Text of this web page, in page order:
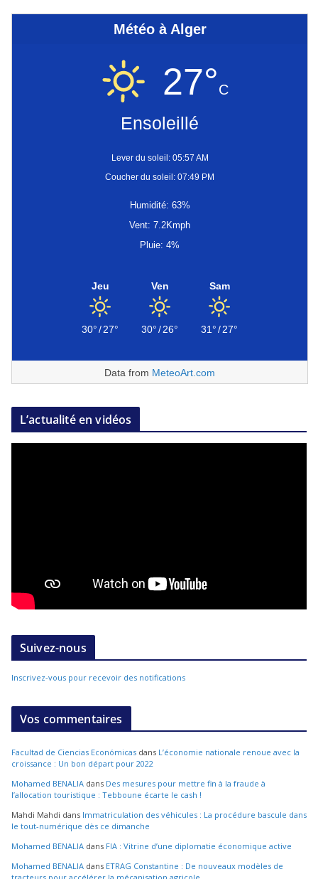
Météo à Alger
27°C
Ensoleillé
Lever du soleil: 05:57 AM
Coucher du soleil: 07:49 PM
Humidité: 63%
Vent: 7.2Kmph
Pluie: 4%
Jeu
30°/27°
Ven
30°/26°
Sam
31°/27°
Data from MeteoArt.com
L’actualité en vidéos
Suivez-nous
Inscrivez-vous pour recevoir des notifications
Vos commentaires
Facultad de Ciencias Económicas dans L’économie nationale renoue avec la
croissance : Un bon départ pour 2022
Mohamed BENALIA dans Des mesures pour mettre fin à la fraude à
l’allocation touristique : Tebboune écarte le cash !
Mahdi Mahdi dans Immatriculation des véhicules : La procédure bascule dans
le tout-numérique dès ce dimanche
Mohamed BENALIA dans FIA : Vitrine d’une diplomatie économique active
Mohamed BENALIA dans ETRAG Constantine : De nouveaux modèles de